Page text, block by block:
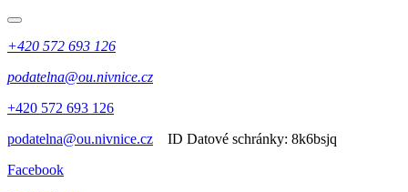
+420 572 693 126
podatelna@ou.nivnice.cz
+420 572 693 126
podatelna@ou.nivnice.cz
ID Datové schránky: 8k6bsjq
Facebook